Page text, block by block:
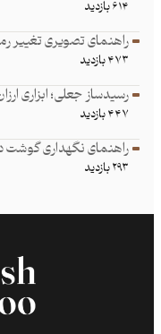
۶۱۴ بازدید
راهنمای تصویری تغییر
۴۷۳ بازدید
رسیدساز جعلی؛ ابزاری
۴۴۷ بازدید
راهنمای نگهداری گوشت
۲۹۳ بازدید